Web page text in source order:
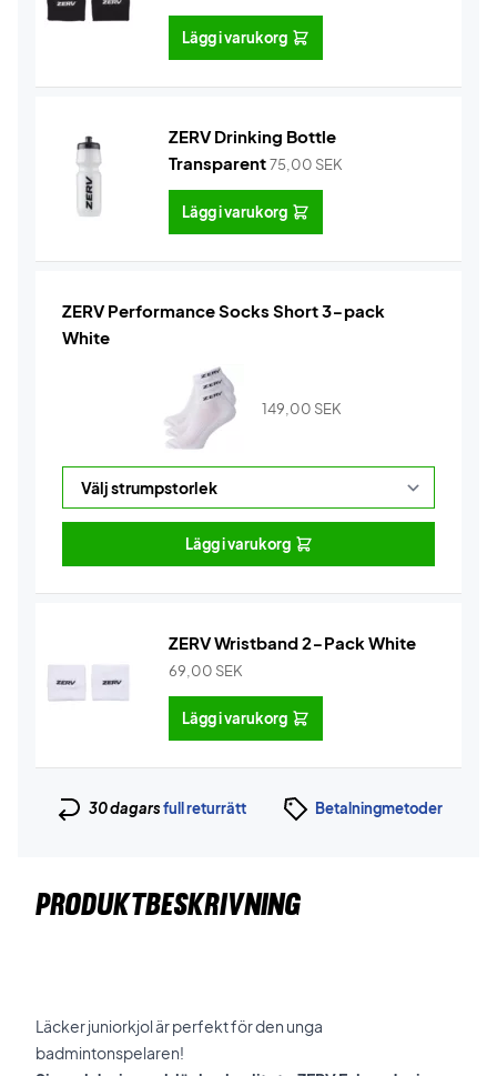
Lägg i varukorg
ZERV Drinking Bottle
Transparent75,00 SEK
Lägg i varukorg
ZERV Performance Socks Short 3-pack
White
149,00 SEK
Lägg i varukorg
ZERV Wristband 2-Pack White
69,00 SEK
Lägg i varukorg
30 dagarsfull returrätt Betalningmetoder
PRODUKTBESKRIVNING
Läcker juniorkjol är perfekt för den unga
badmintonspelaren!